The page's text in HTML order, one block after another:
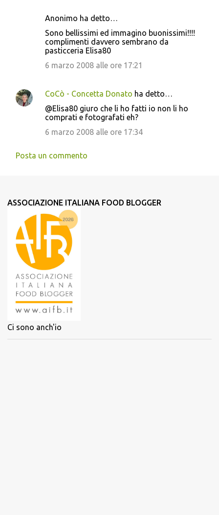
Anonimo ha detto…
Sono bellissimi ed immagino buonissimi!!!!
complimenti davvero sembrano da
pasticceria Elisa80
6 marzo 2008 alle ore 17:21
CoCò - Concetta Donato ha detto…
@Elisa80 giuro che li ho fatti io non li ho
comprati e fotografati eh?
6 marzo 2008 alle ore 17:34
Posta un commento
ASSOCIAZIONE ITALIANA FOOD BLOGGER
Ci sono anch'io